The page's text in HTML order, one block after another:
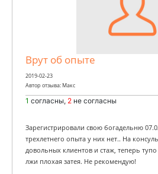
Врут об опыте
2019-02-23
Автор отзыва: Макс
1 согласны, 2 не согласны
Зарегистрировали свою богадельню
трехлетнего опыта у них нет.. На
довольных клиентов и стаж, теперь
лжи плохая затея. Не рекомендую!